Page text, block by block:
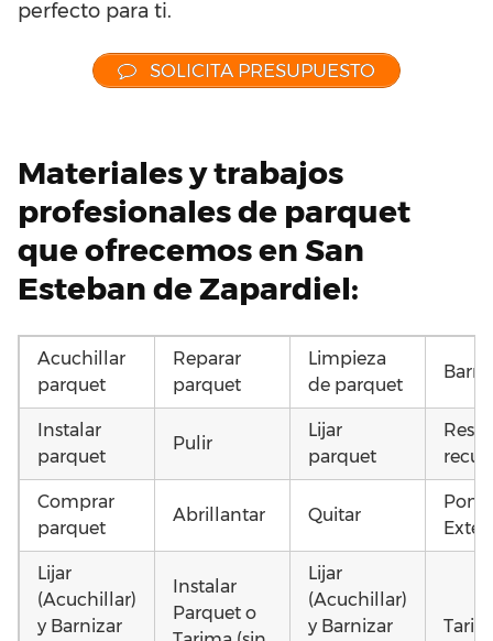
perfecto para ti.
SOLICITA PRESUPUESTO
Materiales y trabajos
profesionales de parquet
que ofrecemos en San
Esteban de Zapardiel:
Acuchillar
parquet
Reparar
parquet
Limpieza
de parquet
Instalar
parquet
Pulir
Lijar
parquet
Comprar
parquet
Abrillantar Quitar
Lijar
(Acuchillar)
y Barnizar
Instalar
Parquet o
Lijar
(Acuchillar)
y Barnizar